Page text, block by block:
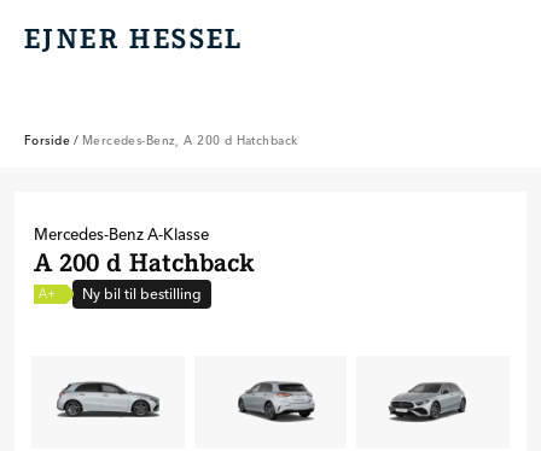
EJNER HESSEL
EJNER HESSEL
Forside / Mercedes-Benz, A 200 d Hatchback
Mercedes-BenzA-Klasse
A 200 d Hatchback
A+ Ny bil til bestilling